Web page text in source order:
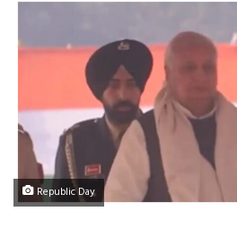
Republic Day